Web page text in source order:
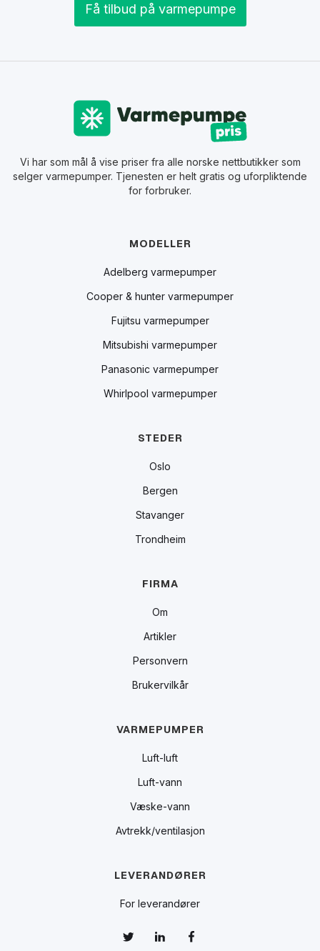
Få tilbud på varmepumpe
Vi har som mål å vise priser fra alle norske nettbutikker som
selger varmepumper. Tjenesten er helt gratis og uforpliktende
for forbruker.
MODELLER
Adelberg varmepumper
Cooper & hunter varmepumper
Fujitsu varmepumper
Mitsubishi varmepumper
Panasonic varmepumper
Whirlpool varmepumper
STEDER
Oslo
Bergen
Stavanger
Trondheim
FIRMA
Om
Artikler
Personvern
Brukervilkår
VARMEPUMPER
Luft-luft
Luft-vann
Væske-vann
Avtrekk/ventilasjon
LEVERANDØRER
For leverandører